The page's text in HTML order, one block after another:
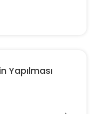
Yapılması